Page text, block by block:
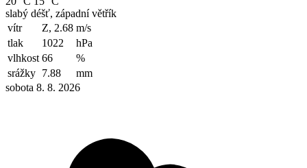
slabý déšť, západní větřík
vítr
Z, 2.68 m/s
tlak
1022
hPa
vlhkost 66
%
srážky 7.88
mm
sobota 8. 8. 2026